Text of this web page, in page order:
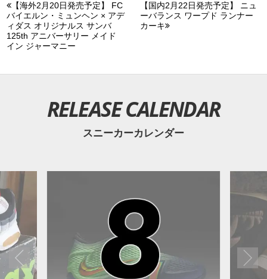
【海外2月20日発売予定】 FC
バイエルン・ミュンヘン × アデ
ィダス オリジナルス サンバ
125th アニバーサリー メイド
イン ジャーマニー
【国内2月22日発売予定】 ニュ
ーバランス ワープド ランナー
カーキ
RELEASE CALENDAR
スニーカーカレンダー